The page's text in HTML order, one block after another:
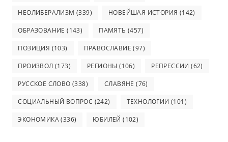
НЕОЛИБЕРАЛИЗМ (339) НОВЕЙШАЯ ИСТОРИЯ (142)
ОБРАЗОВАНИЕ (143) ПАМЯТЬ (457)
ПОЗИЦИЯ (103) ПРАВОСЛАВИЕ (97)
ПРОИЗВОЛ (173) РЕГИОНЫ (106) РЕПРЕССИИ (62)
РУССКОЕ СЛОВО (338) СЛАВЯНЕ (76)
СОЦИАЛЬНЫЙ ВОПРОС (242) ТЕХНОЛОГИИ (101)
ЭКОНОМИКА(336) ЮБИЛЕЙ (102)